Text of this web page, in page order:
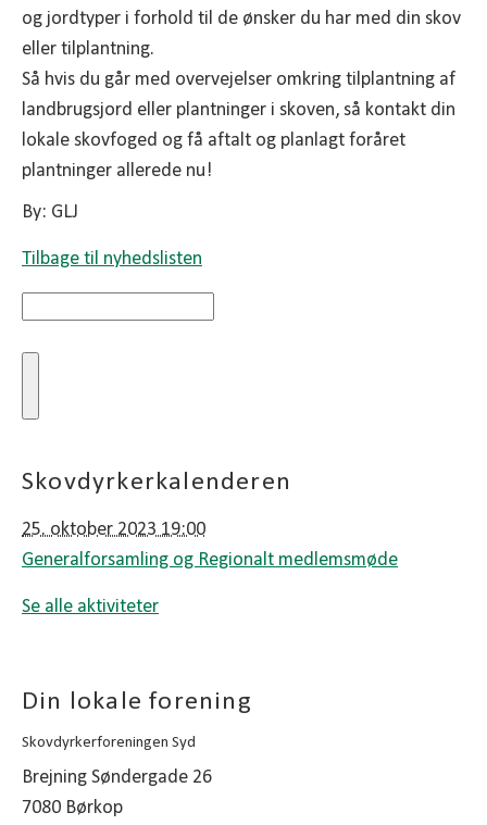
og jordtyper i forhold til de ønsker du har med din skov
eller tilplantning.
Så hvis du går med overvejelser omkring tilplantning af
landbrugsjord eller plantninger i skoven, så kontakt din
lokale skovfoged og få aftalt og planlagt foråret
plantninger allerede nu!
By: GLJ
Tilbage til nyhedslisten
Skovdyrkerkalenderen
25. oktober 2023 19:00
Generalforsamling og Regionalt medlemsmøde
Se alle aktiviteter
Din lokale forening
Skovdyrkerforeningen Syd
Brejning Søndergade 26
7080 Børkop